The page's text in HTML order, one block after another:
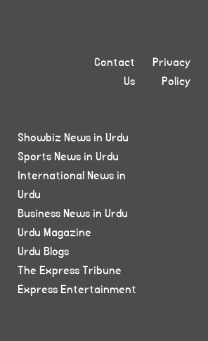
Privacy
Policy
Contact
Us
Showbiz News in Urdu
Sports News in Urdu
International News in
Urdu
Business News in Urdu
Urdu Magazine
Urdu Blogs
The Express Tribune
Express Entertainment